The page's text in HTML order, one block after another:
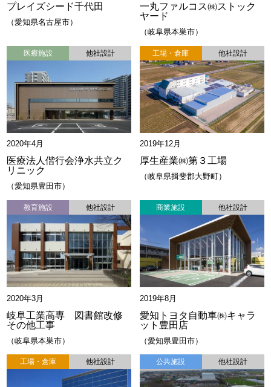
プレイズシード千代田
愛知県名古屋市
一丸ファルコス㈱ストック
ヤード
岐阜県本巣市
医療施設 他社設計
2020年4月
医療法人偕行会浄水共立ク
リニック
愛知県豊田市
工場・倉庫 他社設計
2019年12月
厚生産業㈱第３工場
岐阜県揖斐郡大野町
教育施設 他社設計
2020年3月
岐阜工業高専 図書館改修
その他工事
岐阜県本巣市
商業施設 他社設計
2019年8月
愛知トヨタ自動車㈱キャラ
ット豊田店
愛知県豊田市
工場・倉庫 他社設計 公共施設 他社設計